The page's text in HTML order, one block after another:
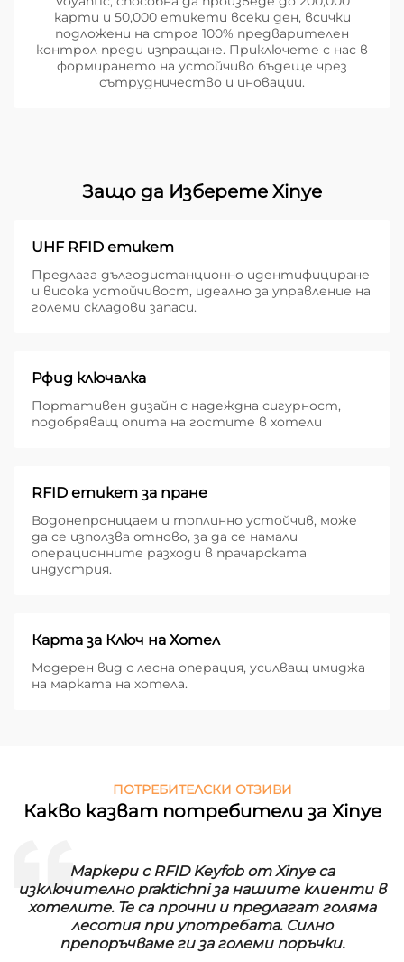
карти и 50,000 етикети всеки ден, всички
подложени на строг 100% предварителен
контрол преди изпращане. Приключете с нас в
формирането на устойчиво бъдеще чрез
сътрудничество и иновации.
Защо да Изберете Xinye
UHF RFID етикет
Предлага дългодистанционно идентифициране
и висока устойчивост, идеално за управление на
големи складови запаси.
Рфид ключалка
Портативен дизайн с надеждна сигурност,
подобряващ опита на гостите в хотели
RFID етикет за пране
Водонепроницаем и топлинно устойчив, може
да се използва отново, за да се намали
операционните разходи в прачарската
индустрия.
Карта за Ключ на Хотел
Модерен вид с лесна операция, усилващ имиджа
на марката на хотела.
ПОТРЕБИТЕЛСКИ ОТЗИВИ
Какво казват потребители за Xinye
Маркери с RFID Keyfob от Xinye са
изключително praktichni за нашите клиенти в
хотелите. Те са прочни и предлагат голяма
лесотия при употребата. Силно
препоръчваме ги за големи поръчки.